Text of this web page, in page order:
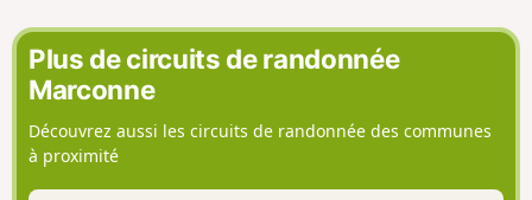
Plus de circuits de randonnée
Marconne
Découvrez aussi les circuits de randonnée des communes
à proximité